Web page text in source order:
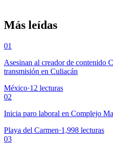
Más leídas
01
Asesinan al creador de contenido
transmisión en Culiacán
México·12 lecturas
02
Inicia paro laboral en Complejo
Playa del Carmen·1,998 lecturas
03